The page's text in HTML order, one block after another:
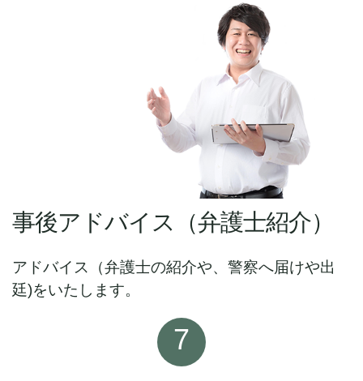
事後アドバイス（弁護士紹介）
アドバイス（弁護士の紹介や、警察へ届けや出
廷)をいたします。
7